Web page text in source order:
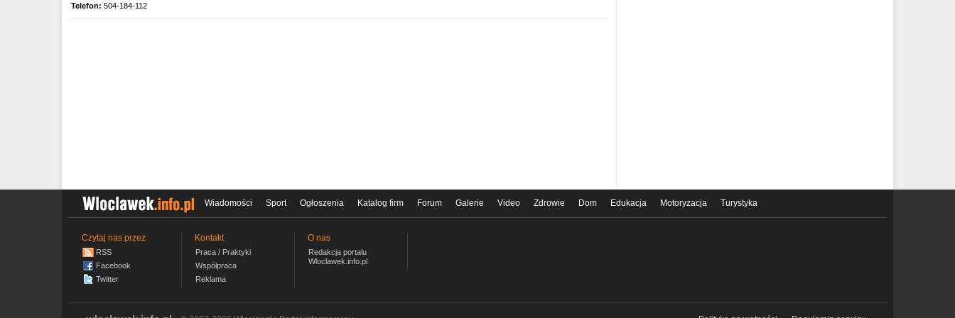
Telefon: 504-184-112
Wiadomości Sport Ogłoszenia Katalog firm Forum Galerie Video Zdrowie Dom Edukacja Motoryzacja Turystyka
Czytaj nas przez
RSS
Facebook
Twitter
Kontakt
Praca / Praktyki
Współpraca
Reklama
O nas
Redakcja portalu
Wloclawek.info.pl